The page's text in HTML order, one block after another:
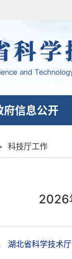
府信息公开
科技厅工作
2026
湖北省科学技术厅